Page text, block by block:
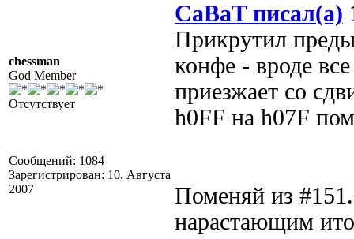
chessman
God Member
Отсутствует
Сообщений: 1084
Зарегистрирован: 10. Августа
2007
CaBaT писал(а)
Прикрутил
конфе - вроде
приезжает со
h0FF на h07F
Поменяй из
нарастающим